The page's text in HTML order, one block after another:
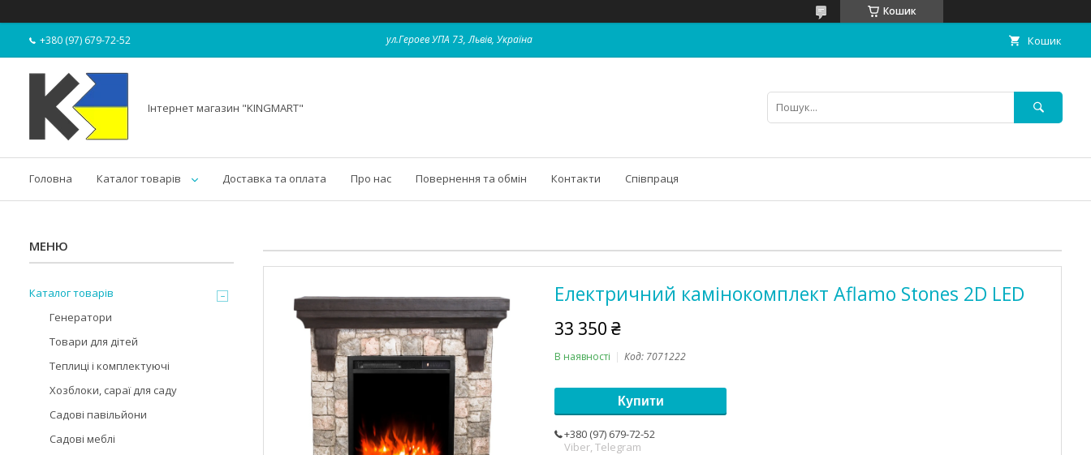
Кошик
+380 (97) 679-72-52 ул.Героев УПА 73, Львів, Україна Кошик
Інтернет магазин "KINGMART"
Головна Каталог товарів Доставка та оплата Про нас Повернення та обмін Контакти Співпраця
Електричний камінокомплект Aflamo Stones 2D LED
33 350 ₴
В наявності Код: 7071222
Купити
+380 (97) 679-72-52
Viber, Telegram
Каталог товарів
Генератори
Товари для дітей
Теплиці і комплектуючі
Хозблоки, сараї для саду
Садові павільйони
Садові меблі